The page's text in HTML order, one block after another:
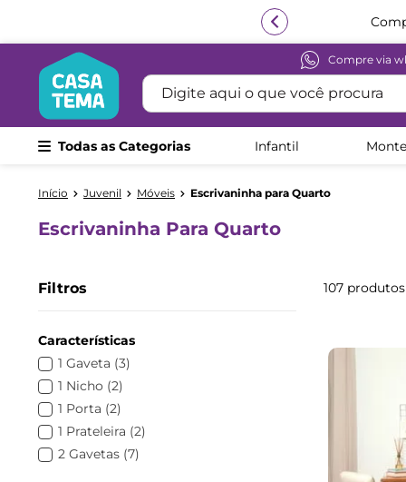
Compre via
Digite aqui o que você procura
Todas as Categorias Infantil
Juvenil Móveis Escrivaninha para Quarto
Escrivaninha Para Quarto
Filtros
Características
1 Gaveta (3)
1 Nicho (2)
1 Porta (2)
1 Prateleira (2)
2 Gavetas (7)
107 produtos
Termos mais buscados
beliche
guarda roupa
bicama
treliche
petit
berço